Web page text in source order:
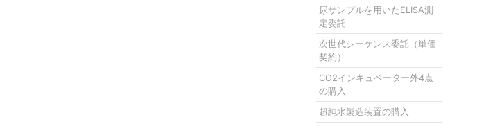
尿サンプルを用いたELISA測
定委託
次世代シーケンス委託（単価
契約）
CO2インキュベーター外4点
の購入
超純水製造装置の購入